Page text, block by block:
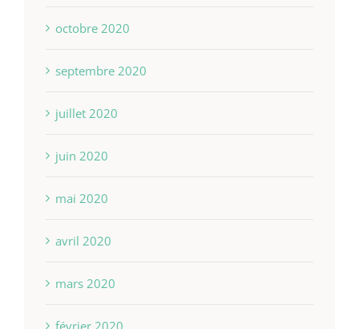
octobre 2020
septembre 2020
juillet 2020
juin 2020
mai 2020
avril 2020
mars 2020